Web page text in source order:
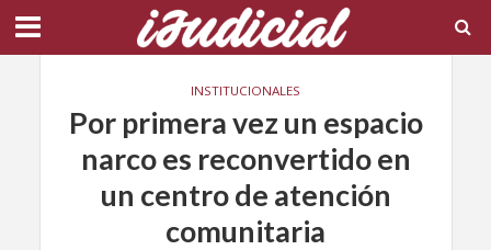
INSTITUCIONALES
Por primera vez un espacio
narco es reconvertido en
un centro de atención
comunitaria